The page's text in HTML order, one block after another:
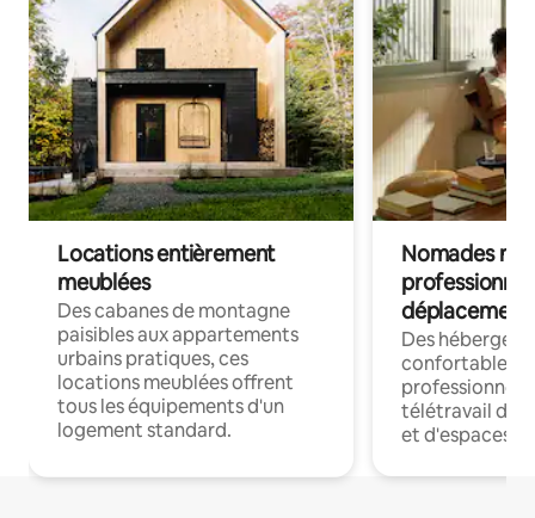
Locations entièrement
meublées
Des cabanes de montagne
paisibles aux appartements
urbains pratiques, ces
locations meublées offrent
tous les équipements d'un
logement standard.
Nomades
déplacement
Des
confortables
professionnels
télétravail
et d'espaces